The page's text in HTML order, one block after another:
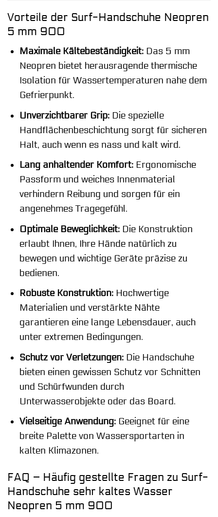
Vorteile der Surf-Handschuhe Neopren
5 mm 900
Maximale Kältebeständigkeit:Das 5 mm
Neopren bietet herausragende thermische
Isolation für Wassertemperaturen nahe dem
Gefrierpunkt.
Unverzichtbarer Grip:Die spezielle
Handflächenbeschichtung sorgt für sicheren
Halt, auch wenn es nass und kalt wird.
Lang anhaltender Komfort:Ergonomische
Passform und weiches Innenmaterial
verhindern Reibung und sorgen für ein
angenehmes Tragegefühl.
Optimale Beweglichkeit:Die Konstruktion
erlaubt Ihnen, Ihre Hände natürlich zu
bewegen und wichtige Geräte präzise zu
bedienen.
Robuste Konstruktion:Hochwertige
Materialien und verstärkte Nähte
garantieren eine lange Lebensdauer, auch
unter extremen Bedingungen.
Schutz vor Verletzungen:Die Handschuhe
bieten einen gewissen Schutz vor Schnitten
und Schürfwunden durch
Unterwasserobjekte oder das Board.
Vielseitige Anwendung:Geeignet für eine
breite Palette von Wassersportarten in
kalten Klimazonen.
FAQ – Häufig gestellte Fragen zu Surf-
Handschuhe sehr kaltes Wasser
Neopren 5 mm 900